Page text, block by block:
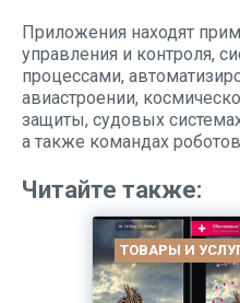
Приложения находят
управления и контроля,
процессами,
авиастроении,
защиты, судовых
а также командах
Читайте также:
ТОВАРЫ И